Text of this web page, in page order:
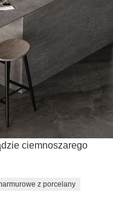
ciemnoszarego
z porcelany